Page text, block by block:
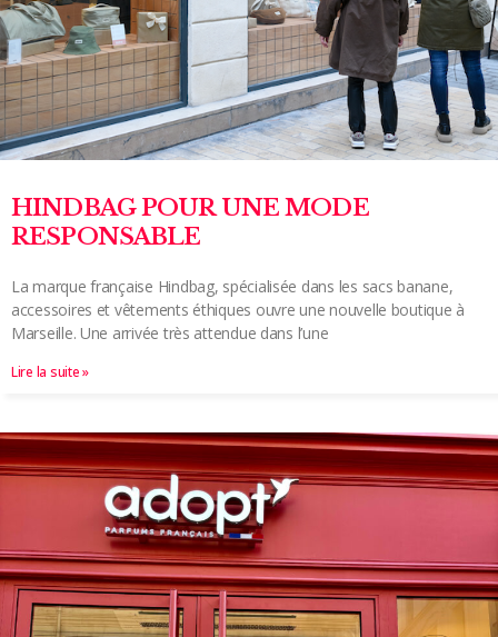
HINDBAG POUR UNE MODE
RESPONSABLE
La marque française Hindbag, spécialisée dans les sacs banane,
accessoires et vêtements éthiques ouvre une nouvelle boutique à
Marseille. Une arrivée très attendue dans l’une
Lire la suite »